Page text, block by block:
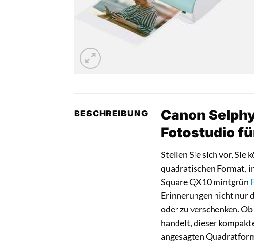
BESCHREIBUNG
Canon
Fotostudio
Stellen Sie sich vor, Sie
quadratischen Format,
Square QX10 mintgrün
Erinnerungen nicht nur
oder zu verschenken.
handelt, dieser
angesagten